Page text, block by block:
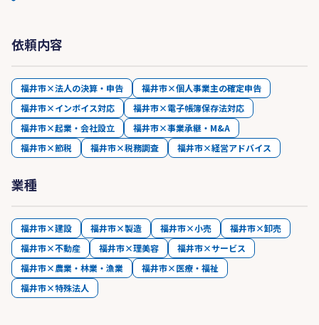
依頼内容
福井市×法人の決算・申告
福井市×個人事業主の確定申告
福井市×インボイス対応
福井市×電子帳簿保存法対応
福井市×起業・会社設立
福井市×事業承継・M&A
福井市×節税
福井市×税務調査 福井市×経営アドバイス
業種
福井市×建設 福井市×製造 福井市×小売
福井市×卸売
福井市×不動産
福井市×理美容
福井市×サービス
福井市×農業・林業・漁業
福井市×医療・福祉
福井市×特殊法人